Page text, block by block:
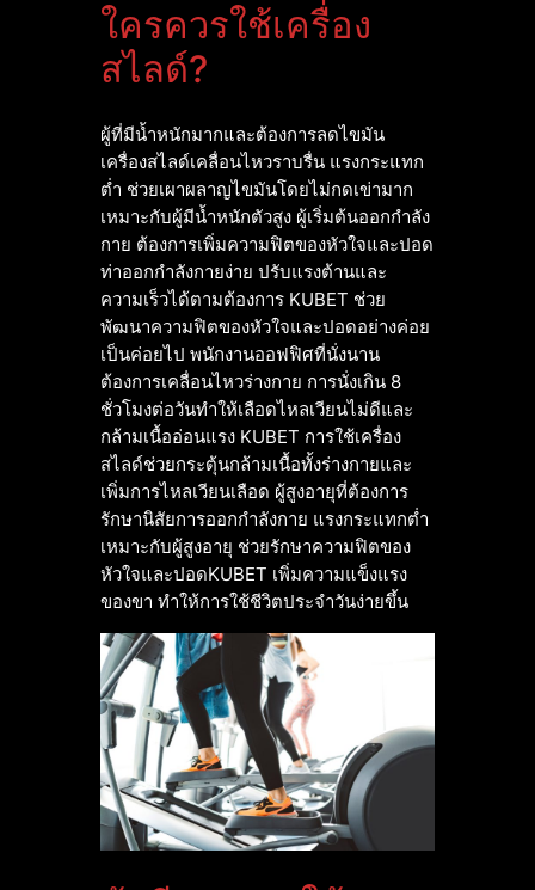
ใครควรใช้เครื่อง
สไลด์?
ผู้ที่มีน้ำหนักมากและต้องการลดไขมัน
เครื่องสไลด์เคลื่อนไหวราบรื่น แรงกระแทก
ต่ำ ช่วยเผาผลาญไขมันโดยไม่กดเข่ามาก
เหมาะกับผู้มีน้ำหนักตัวสูง ผู้เริ่มต้นออกกำลัง
กาย ต้องการเพิ่มความฟิตของหัวใจและปอด
ท่าออกกำลังกายง่าย ปรับแรงต้านและ
ความเร็วได้ตามต้องการ KUBET ช่วย
พัฒนาความฟิตของหัวใจและปอดอย่างค่อย
เป็นค่อยไป พนักงานออฟฟิศที่นั่งนาน
ต้องการเคลื่อนไหวร่างกาย การนั่งเกิน 8
ชั่วโมงต่อวันทำให้เลือดไหลเวียนไม่ดีและ
กล้ามเนื้ออ่อนแรง KUBET การใช้เครื่อง
สไลด์ช่วยกระตุ้นกล้ามเนื้อทั้งร่างกายและ
เพิ่มการไหลเวียนเลือด ผู้สูงอายุที่ต้องการ
รักษานิสัยการออกกำลังกาย แรงกระแทกต่ำ
เหมาะกับผู้สูงอายุ ช่วยรักษาความฟิตของ
หัวใจและปอดKUBET เพิ่มความแข็งแรง
ของขา ทำให้การใช้ชีวิตประจำวันง่ายขึ้น